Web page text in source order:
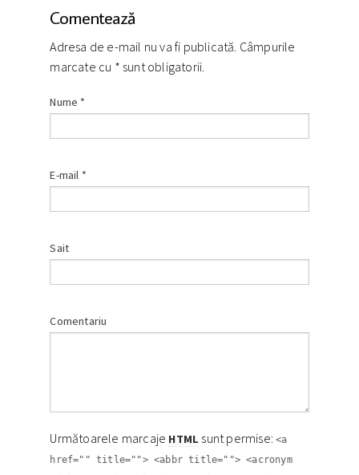
Comentează
Adresa de e-mail nu va fi publicată. Câmpurile
marcate cu * sunt obligatorii.
Nume *
E-mail *
Sait
Comentariu
Următoarele marcaje HTML sunt permise:<a
href="" title=""> <abbr title=""> <acronym